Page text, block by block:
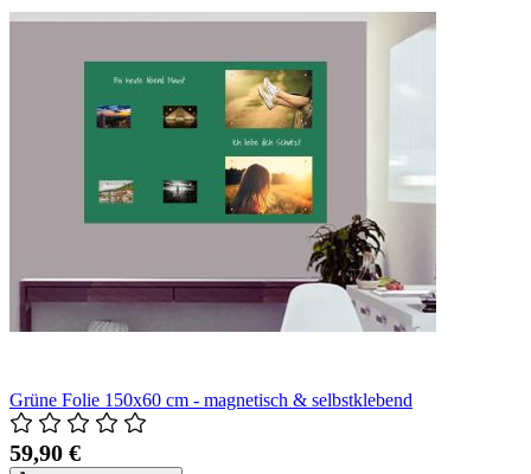
Grüne Folie 150x60 cm - magnetisch & selbstklebend
59,90 €